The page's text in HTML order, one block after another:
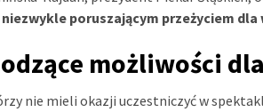
niezwykle poruszającym przeżyciem
możliwości
nie mieli okazji uczestniczyć w